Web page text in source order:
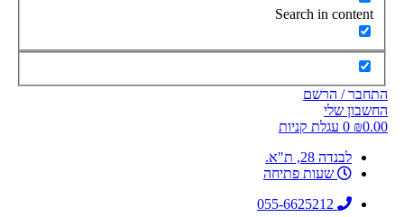
Search in content
התחבר / הרשם
החשבון שלי
₪0.00
0 עגלת קניות
לבנדה 28, ת"א.
שעות פתיחה
055-6625212